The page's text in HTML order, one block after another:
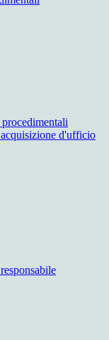
d'ufficio